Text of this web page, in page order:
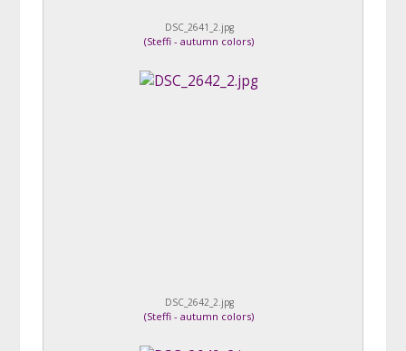
DSC_2641_2.jpg
(Steffi - autumn colors)
DSC_2642_2.jpg
(Steffi - autumn colors)